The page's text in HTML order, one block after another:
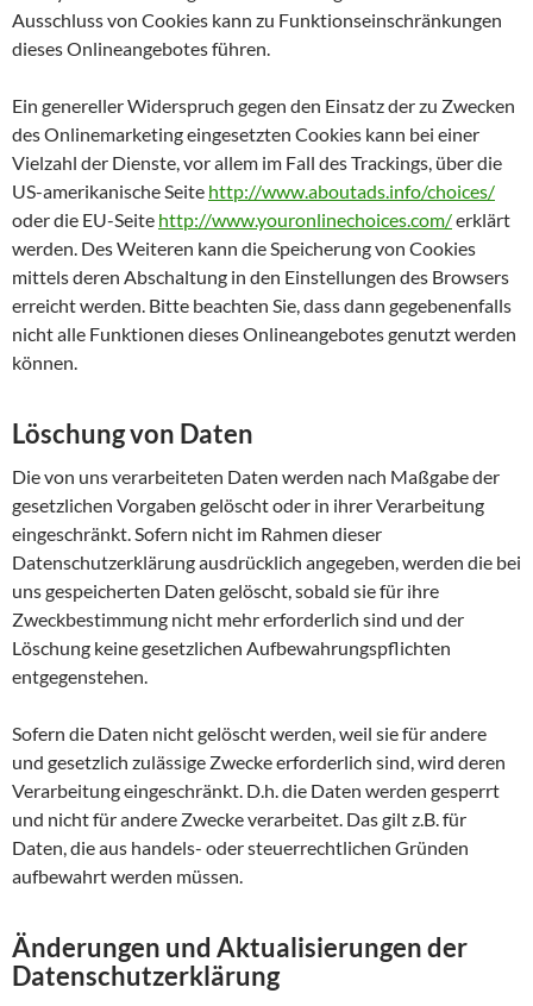
Ausschluss von Cookies kann zu Funktionseinschränkungen
dieses Onlineangebotes führen.
Ein genereller Widerspruch gegen den Einsatz der zu Zwecken
des Onlinemarketing eingesetzten Cookies kann bei einer
Vielzahl der Dienste, vor allem im Fall des Trackings, über die
US-amerikanische Seite http://www.aboutads.info/choices/
oder die EU-Seite http://www.youronlinechoices.com/erklärt
werden. Des Weiteren kann die Speicherung von Cookies
mittels deren Abschaltung in den Einstellungen des Browsers
erreicht werden. Bitte beachten Sie, dass dann gegebenenfalls
nicht alle Funktionen dieses Onlineangebotes genutzt werden
können.
Löschung von Daten
Die von uns verarbeiteten Daten werden nach Maßgabe der
gesetzlichen Vorgaben gelöscht oder in ihrer Verarbeitung
eingeschränkt. Sofern nicht im Rahmen dieser
Datenschutzerklärung ausdrücklich angegeben, werden die bei
uns gespeicherten Daten gelöscht, sobald sie für ihre
Zweckbestimmung nicht mehr erforderlich sind und der
Löschung keine gesetzlichen Aufbewahrungspflichten
entgegenstehen.
Sofern die Daten nicht gelöscht werden, weil sie für andere
und gesetzlich zulässige Zwecke erforderlich sind, wird deren
Verarbeitung eingeschränkt. D.h. die Daten werden gesperrt
und nicht für andere Zwecke verarbeitet. Das gilt z.B. für
Daten, die aus handels- oder steuerrechtlichen Gründen
aufbewahrt werden müssen.
Änderungen und Aktualisierungen der
Datenschutzerklärung